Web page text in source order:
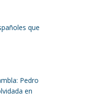
que
Pedro
en